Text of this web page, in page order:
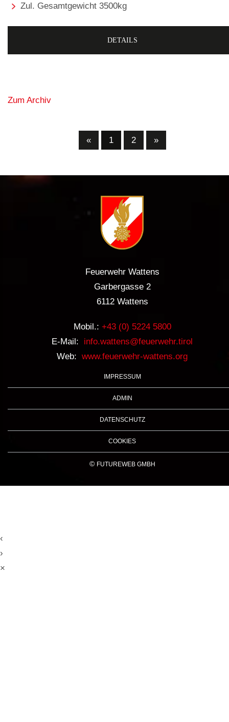
Zul. Gesamtgewicht 3500kg
DETAILS
Zum Archiv
« 1 2 »
Feuerwehr Wattens
Garbergasse 2
6112 Wattens
Mobil.: +43 (0) 5224 5800
E-Mail:
info.wattens@feuerwehr.tirol
Web: www.feuerwehr-wattens.org
IMPRESSUM
ADMIN
DATENSCHUTZ
COOKIES
© FUTUREWEB GMBH
‹
›
×